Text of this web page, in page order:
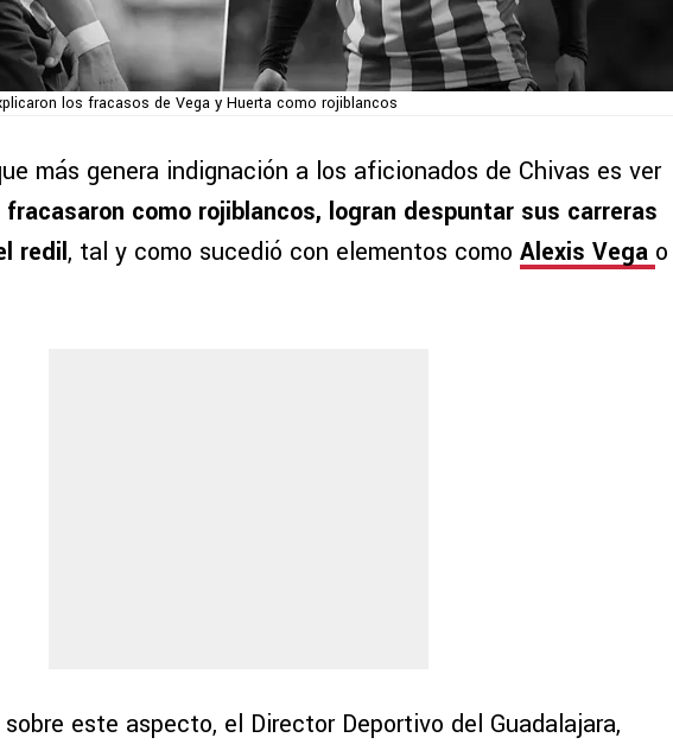
los fracasos de Vega y Huerta como rojiblancos
más genera indignación a los aficionados de Chivas es ver
como rojiblancos, logran despuntar sus carreras
redil, tal y como sucedió con elementos como Alexis Vega o
este aspecto, el Director Deportivo del Guadalajara,